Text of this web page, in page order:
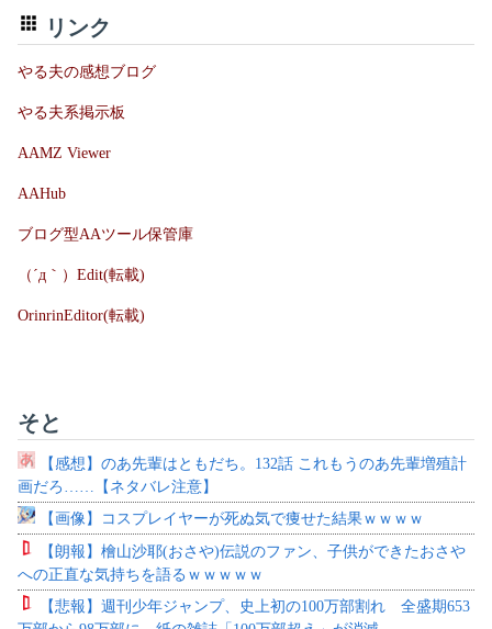
リンク
やる夫の感想ブログ
やる夫系掲示板
AAMZ Viewer
AAHub
ブログ型AAツール保管庫
（´д｀）Edit(転載)
OrinrinEditor(転載)
そと
【感想】のあ先輩はともだち。132話 これもうのあ先輩増殖計
画だろ……【ネタバレ注意】
【画像】コスプレイヤーが死ぬ気で痩せた結果ｗｗｗｗ
【朗報】檜山沙耶(おさや)伝説のファン、子供ができたおさや
への正直な気持ちを語るｗｗｗｗｗ
【悲報】週刊少年ジャンプ、史上初の100万部割れ 全盛期653